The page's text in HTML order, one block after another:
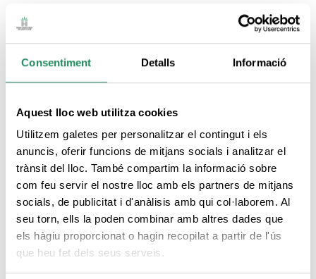
Consentiment Detalls Informació
Aquest lloc web utilitza cookies
Utilitzem galetes per personalitzar el contingut i els
anuncis, oferir funcions de mitjans socials i analitzar el
trànsit del lloc. També compartim la informació sobre
com feu servir el nostre lloc amb els partners de mitjans
socials, de publicitat i d'anàlisis amb qui col·laborem. Al
seu torn, ells la poden combinar amb altres dades que
els hàgiu proporcionat o hagin recopilat a partir de l'ús
que heu fet dels seus serveis.
SERVEIS DE L'HABITACIÓ
Habitacions
Productes d'higiene
Habitacions amb
Servei de caixa forta
Servei a l’habitació Habitació familiar